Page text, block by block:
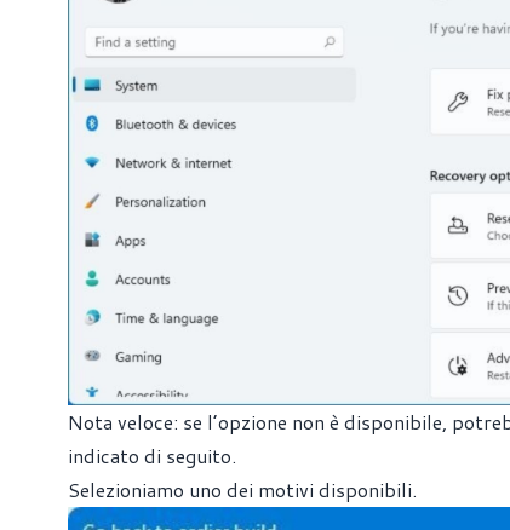
Nota veloce: se l’opzione non è disponibile,
indicato di seguito.
Selezioniamo uno dei motivi disponibili.